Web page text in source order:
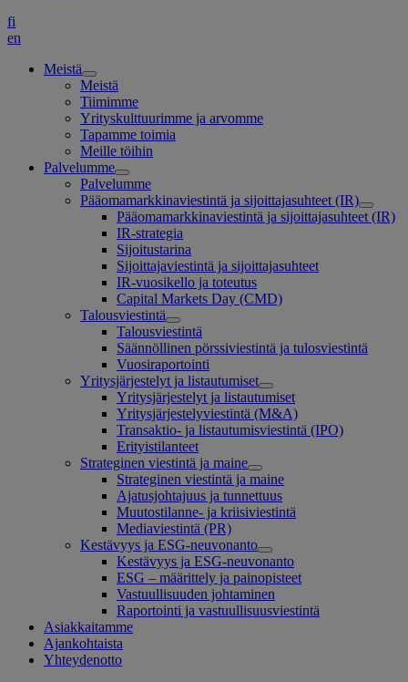
fi
en
Meistä
Meistä
Tiimimme
Yrityskulttuurimme ja arvomme
Tapamme toimia
Meille töihin
Palvelumme
Palvelumme
Pääomamarkkinaviestintä ja sijoittajasuhteet (IR)
Pääomamarkkinaviestintä ja sijoittajasuhteet (IR)
IR-strategia
Sijoitustarina
Sijoittajaviestintä ja sijoittajasuhteet
IR-vuosikello ja toteutus
Capital Markets Day (CMD)
Talousviestintä
Talousviestintä
Säännöllinen pörssiviestintä ja tulosviestintä
Vuosiraportointi
Yritysjärjestelyt ja listautumiset
Yritysjärjestelyt ja listautumiset
Yritysjärjestelyviestintä (M&A)
Transaktio- ja listautumisviestintä (IPO)
Erityistilanteet
Strateginen viestintä ja maine
Strateginen viestintä ja maine
Ajatusjohtajuus ja tunnettuus
Muutostilanne- ja kriisiviestintä
Mediaviestintä (PR)
Kestävyys ja ESG-neuvonanto
Kestävyys ja ESG-neuvonanto
ESG – määrittely ja painopisteet
Vastuullisuuden johtaminen
Raportointi ja vastuullisuusviestintä
Asiakkaitamme
Ajankohtaista
Yhteydenotto